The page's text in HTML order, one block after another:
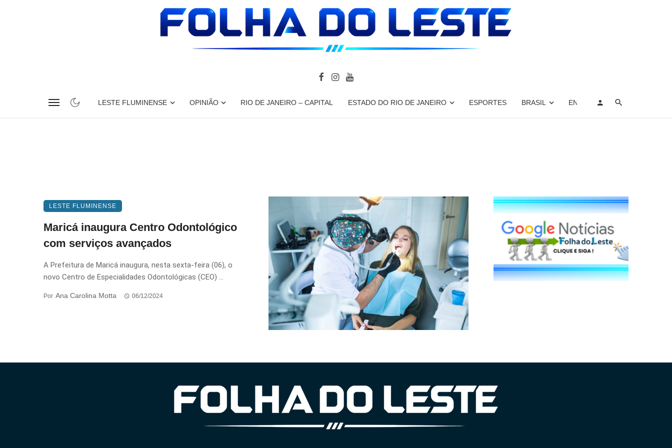
LESTE FLUMINENSE OPINIÃO RIO DE JANEIRO – CAPITAL ESTADO DO RIO DE JANEIRO ESPORTES BRASIL ENTRETENIMENTO, ARTES E
LESTE FLUMINENSE
Maricá inaugura Centro Odontológico
com serviços avançados
A Prefeitura de Maricá inaugura, nesta sexta-feira (06), o
novo Centro de Especialidades Odontológicas (CEO) ...
Por Ana Carolina Motta 06/12/2024